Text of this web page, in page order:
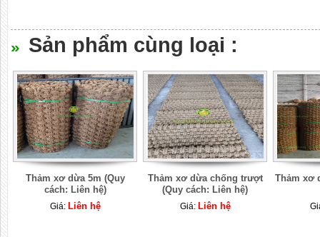
Sản phẩm cùng loại :
Thảm xơ dừa 5m (Quy
cách: Liên hệ)
Giá: Liên hệ
Thảm xơ dừa chống trượt
(Quy cách: Liên hệ)
Giá: Liên hệ
Thảm xơ